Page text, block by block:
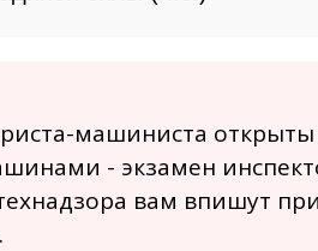
машиниста
- экзамен
вам впишут